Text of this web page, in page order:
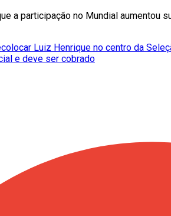
a participação no Mundial
Luiz Henrique no centro da
e deve ser cobrado